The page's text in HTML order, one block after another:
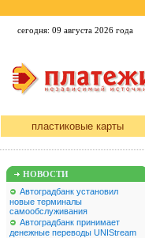
сегодня: 09 августа 2026 года
пластиковые карты
НОВОСТИ
Автоградбанк установил
новые терминалы
самообслуживания
Автоградбанк принимает
денежные переводы UNIStream